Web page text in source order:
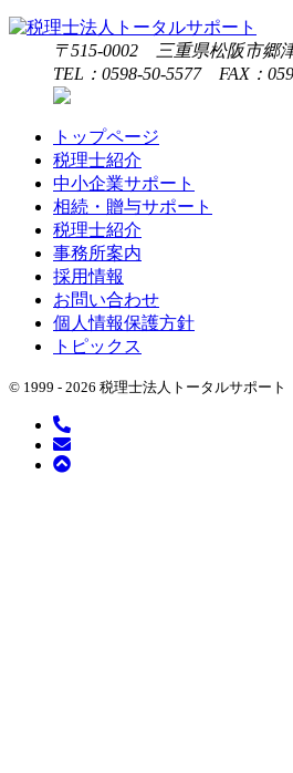
〒515-0002 三重県松阪市郷
TEL：0598-50-5577 FAX：
トップページ
税理士紹介
中小企業サポート
相続・贈与サポート
税理士紹介
事務所案内
採用情報
お問い合わせ
個人情報保護方針
トピックス
© 1999 - 2026 税理士法人トータルサポート